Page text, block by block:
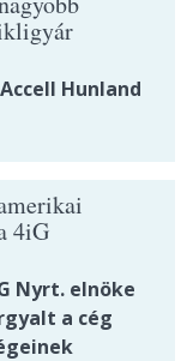
Hunland
4iG
Nyrt. elnöke
a cég